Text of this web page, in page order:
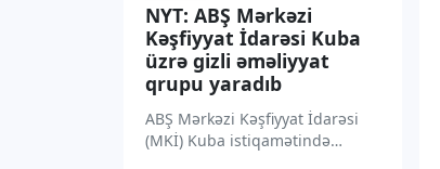
NYT: ABŞ Mərkəzi
Kəşfiyyat İdarəsi Kuba
üzrə gizli əməliyyat
qrupu yaradıb
ABŞ Mərkəzi Kəşfiyyat İdarəsi
(MKİ) Kuba istiqamətində